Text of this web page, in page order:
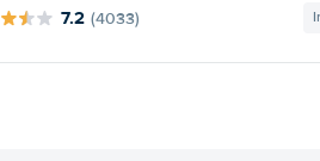
7.2 (4033)